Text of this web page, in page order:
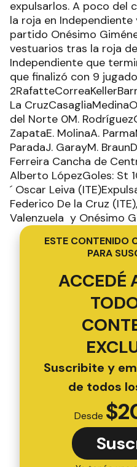
expulsarlos. A poco del
la roja en
partido Onésimo
vestuarios tras la roja
Independiente que
que finalizó con 9
La
del Norte 0M.
ZapataE. MolinaA.
ParadaJ. GarayM.
Ferreira Cancha de
Alberto LópezGoles: St
´ Oscar Leiva
Federico De la Cruz
Valenzuela y Onésimo
ESTE CONTENIDO
PARA
ACCEDÉ
Suscribite y
de todos
Desde $